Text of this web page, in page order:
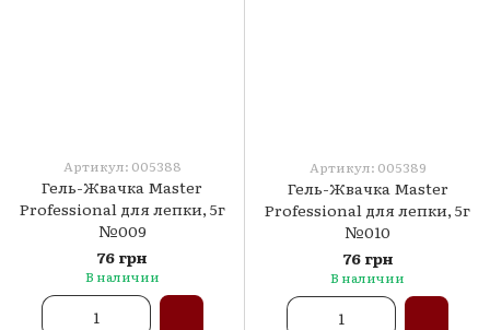
Артикул: 005388
Гель-Жвачка Master
Professional для лепки, 5г
№009
76 грн
В наличии
Артикул: 005389
Гель-Жвачка Master
Professional для лепки, 5г
№010
76 грн
В наличии